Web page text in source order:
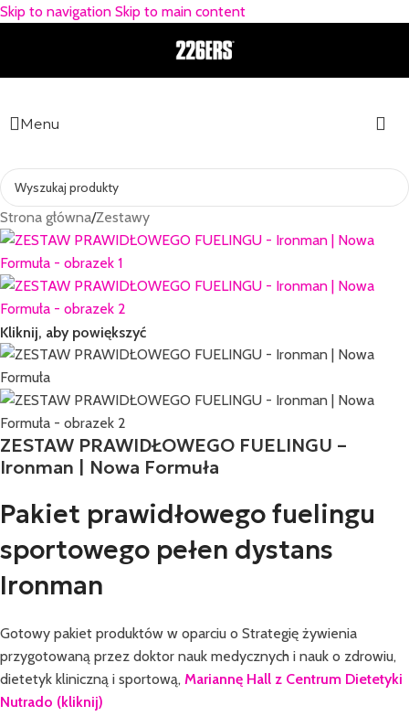
Skip to navigation Skip to main content
Menu
Strona główna/Zestawy
Kliknij, aby powiększyć
ZESTAW PRAWIDŁOWEGO FUELINGU –
Ironman | Nowa Formuła
Pakiet prawidłowego fuelingu
sportowego pełen dystans
Ironman
Gotowy pakiet produktów w oparciu o Strategię żywienia
przygotowaną przez doktor nauk medycznych i nauk o zdrowiu,
dietetyk kliniczną i sportową, Mariannę Hall z Centrum Dietetyki
Nutrado (kliknij)